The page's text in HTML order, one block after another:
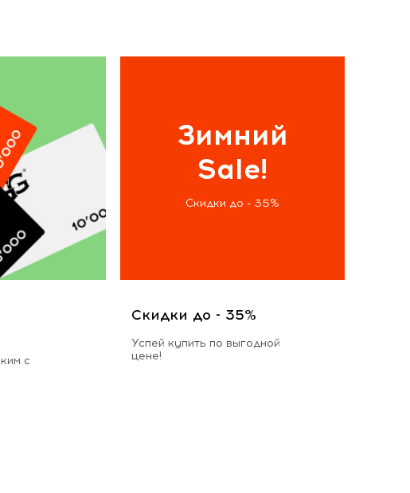
с
Зимний
Sale!
Скидки до - 35%
Скидки до - 35%
Успей купить по выгодной
цене!